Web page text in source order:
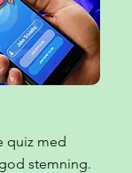
quiz med
stemning.